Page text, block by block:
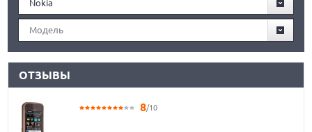
Nokia
Модель
ОТЗЫВЫ
8/10